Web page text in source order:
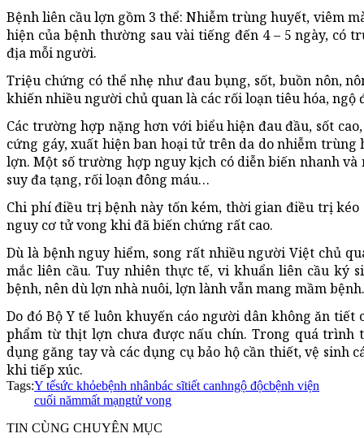
Bệnh liên cầu lợn gồm 3 thể: Nhiễm trùng huyết, viêm
hiện của bệnh thường sau vài tiếng đến 4 – 5 ngày, có
địa mỗi người.
Triệu chứng có thể nhẹ như đau bụng, sốt, buồn nôn,
khiến nhiều người chủ quan là các rối loạn tiêu hóa,
Các trường hợp nặng hơn với biểu hiện đau đầu, sốt
cứng gáy, xuất hiện ban hoại tử trên da do nhiễm trùng
lợn. Một số trường hợp nguy kịch có diễn biến nhanh
suy đa tạng, rối loạn đông máu…
Chi phí điều trị bệnh này tốn kém, thời gian điều trị
nguy cơ tử vong khi đã biến chứng rất cao.
Dù là bệnh nguy hiểm, song rất nhiều người Việt chủ
mắc liên cầu. Tuy nhiên thực tế, vi khuẩn liên cầu ký
bệnh, nên dù lợn nhà nuôi, lợn lành vẫn mang mầm bệnh.
Do đó Bộ Y tế luôn khuyến cáo người dân không ăn tiết
phẩm từ thịt lợn chưa được nấu chín. Trong quá trình
dụng găng tay và các dụng cụ bảo hộ cần thiết, vệ sinh
khi tiếp xúc.
Tags:Y tếsức khỏebệnh nhânbác sĩtiết canhngộ độcbệnh viện
cuối nămmất mạngtử vong
TIN CÙNG CHUYÊN MỤC